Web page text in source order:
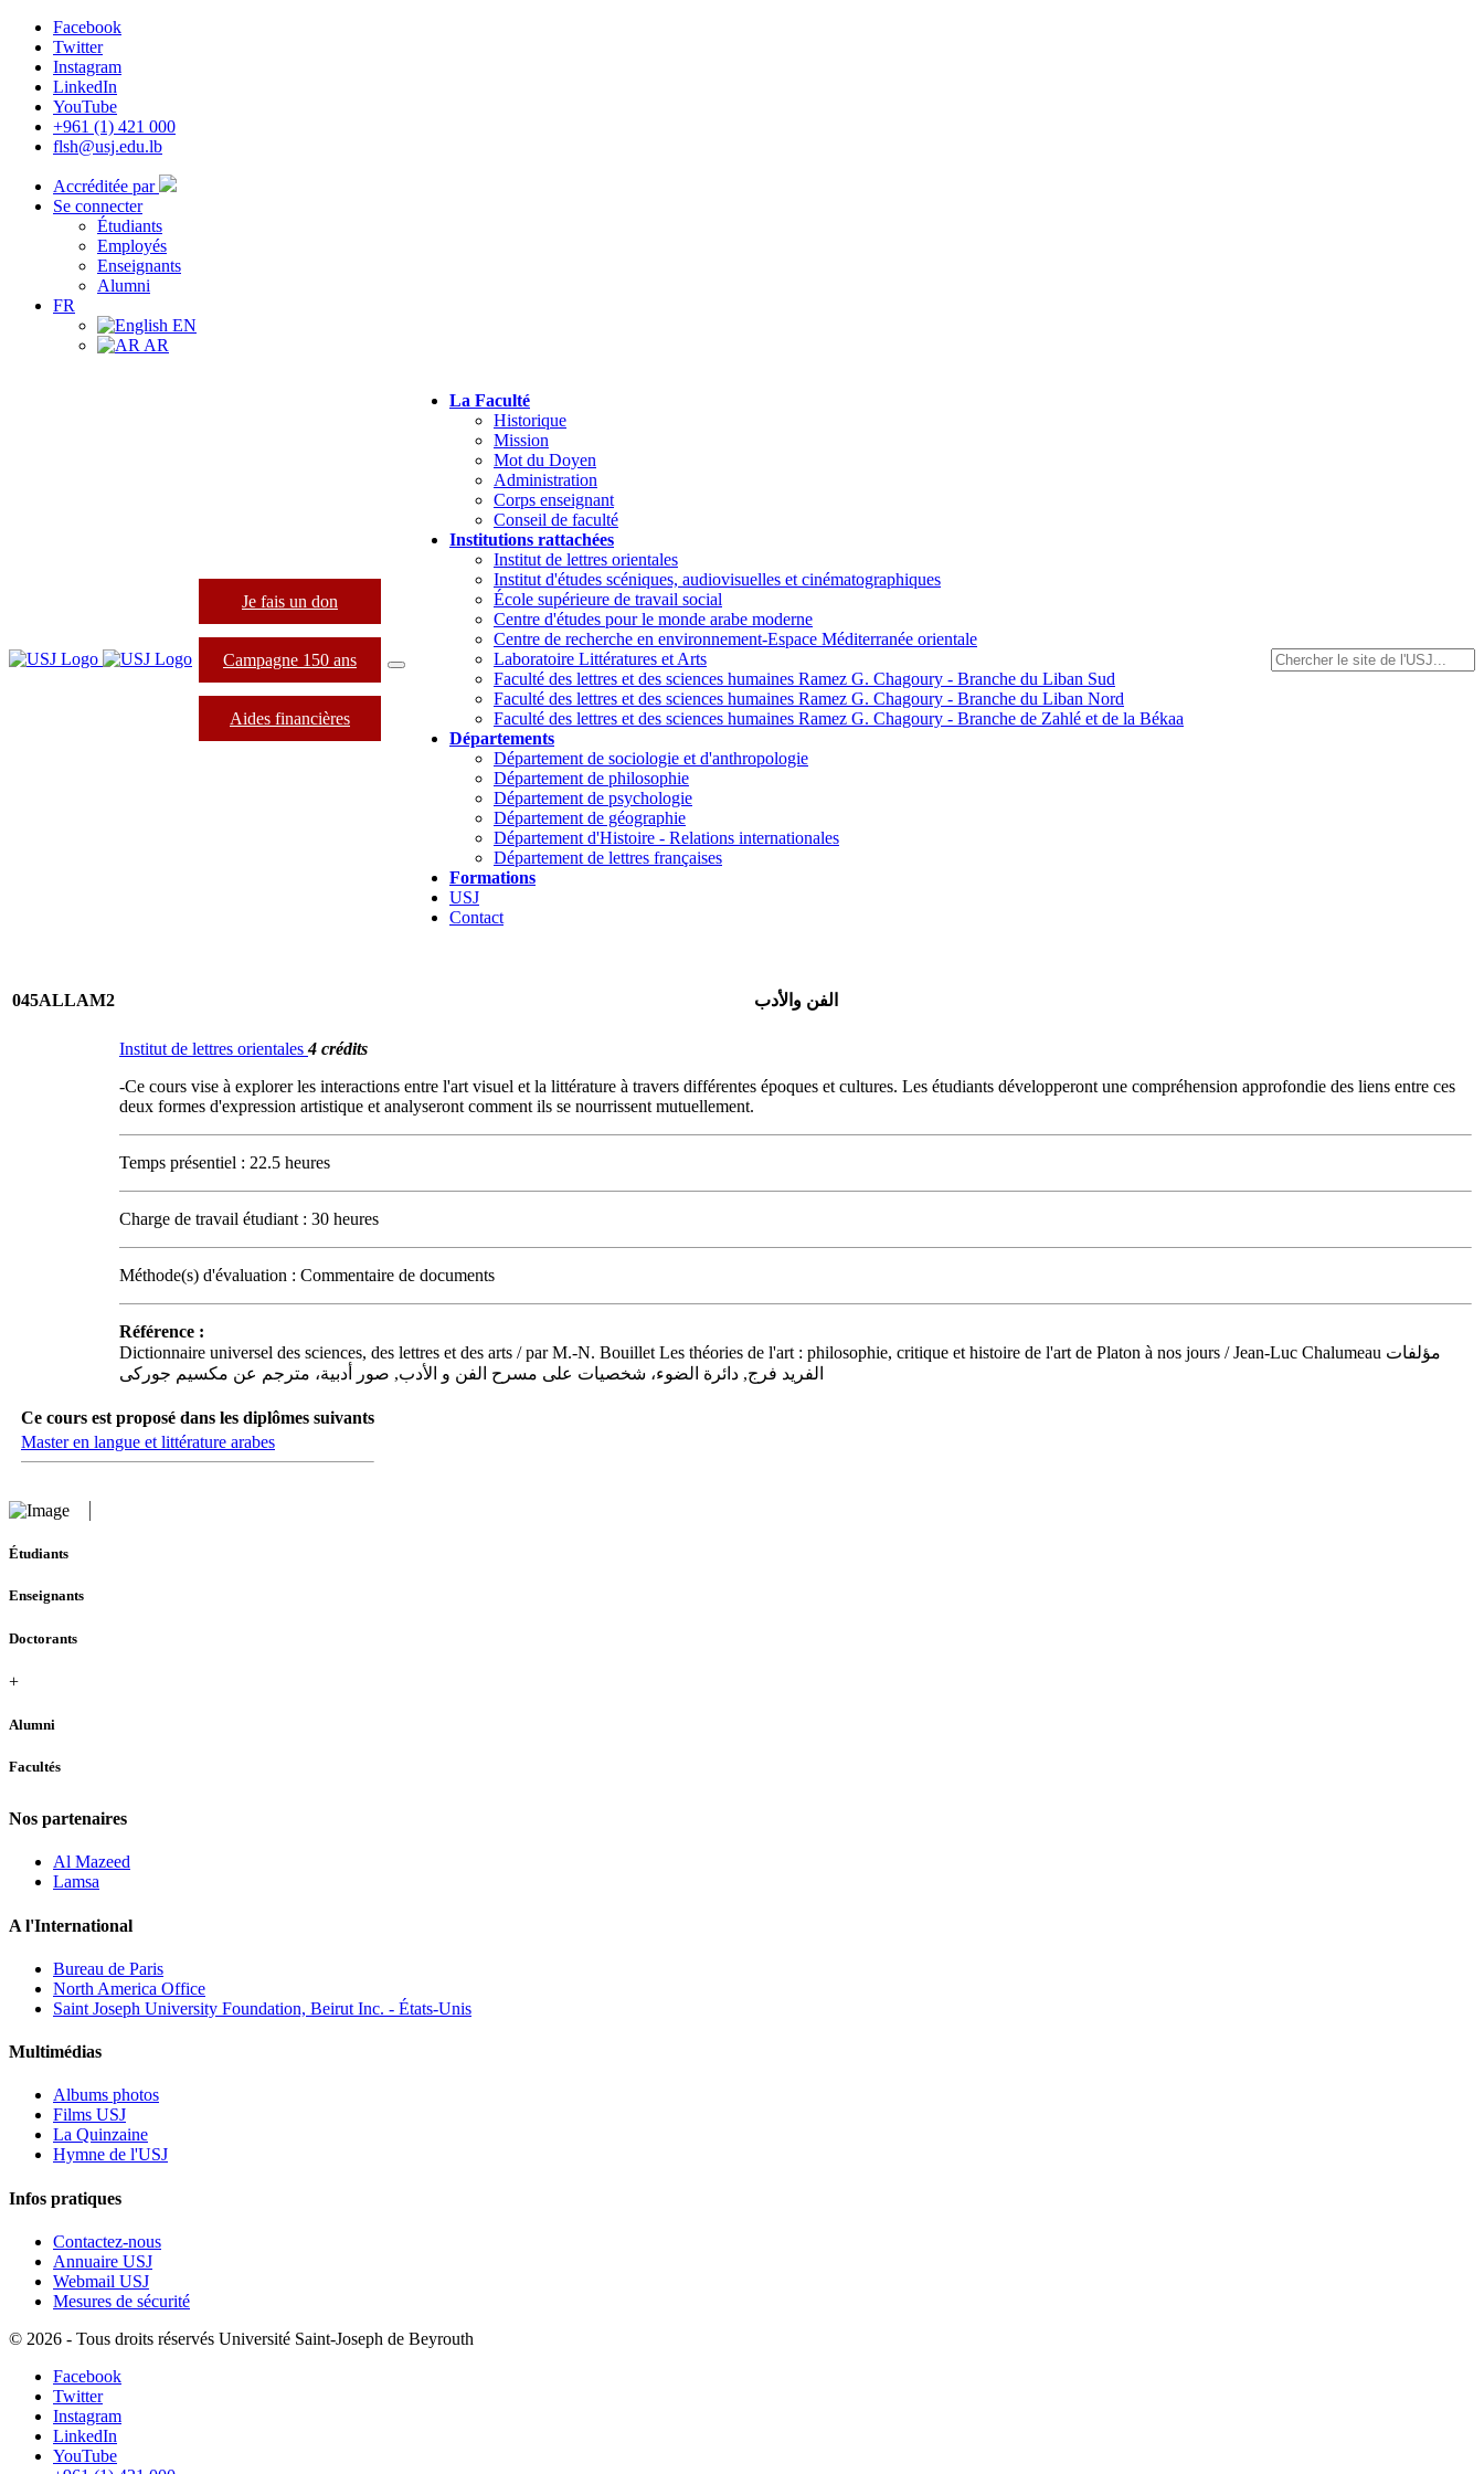
Facebook
Twitter
Instagram
LinkedIn
YouTube
+961 (1) 421 000
flsh@usj.edu.lb
Accréditée par
Se connecter
Étudiants
Employés
Enseignants
Alumni
FR
EN
AR
Je fais un don
Campagne 150 ans
Aides financières
La Faculté
Historique
Mission
Mot du Doyen
Administration
Corps enseignant
Conseil de faculté
Institutions rattachées
Institut de lettres orientales
Institut d'études scéniques, audiovisuelles et cinématographiques
École supérieure de travail social
Centre d'études pour le monde arabe moderne
Centre de recherche en environnement-Espace Méditerranée orientale
Laboratoire Littératures et Arts
Faculté des lettres et des sciences humaines Ramez G. Chagoury - Branche du Liban Sud
Faculté des lettres et des sciences humaines Ramez G. Chagoury - Branche du Liban Nord
Faculté des lettres et des sciences humaines Ramez G. Chagoury - Branche de Zahlé et de la Békaa
Départements
Département de sociologie et d'anthropologie
Département de philosophie
Département de psychologie
Département de géographie
Département d'Histoire - Relations internationales
Département de lettres françaises
Formations
USJ
Contact
045ALLAM2 الفن والأدب
Institut de lettres orientales4 crédits
-Ce cours vise à explorer les interactions entre l'art visuel et la littérature à travers différentes époques et cultures. Les étudiants développeront une compréhension approfondie des liens entre ces
deux formes d'expression artistique et analyseront comment ils se nourrissent mutuellement.
Temps présentiel : 22.5 heures
Charge de travail étudiant : 30 heures
Méthode(s) d'évaluation : Commentaire de documents
Référence :
Dictionnaire universel des sciences, des lettres et des arts / par M.-N. Bouillet Les théories de l'art : philosophie, critique et histoire de l'art de Platon à nos jours / Jean-Luc Chalumeau مؤلفات
الفريد فرج, دائرة الضوء، شخصيات على مسرح الفن و الأدب, صور أدبية، مترجم عن مكسيم جوركى
Ce cours est proposé dans les diplômes suivants
Master en langue et littérature arabes
Étudiants
Enseignants
Doctorants
+
Alumni
Facultés
Nos partenaires
Al Mazeed
Lamsa
A l'International
Bureau de Paris
North America Office
Saint Joseph University Foundation, Beirut Inc. - États-Unis
Multimédias
Albums photos
Films USJ
La Quinzaine
Hymne de l'USJ
Infos pratiques
Contactez-nous
Annuaire USJ
Webmail USJ
Mesures de sécurité
© 2026 - Tous droits réservés Université Saint-Joseph de Beyrouth
Facebook
Twitter
Instagram
LinkedIn
YouTube